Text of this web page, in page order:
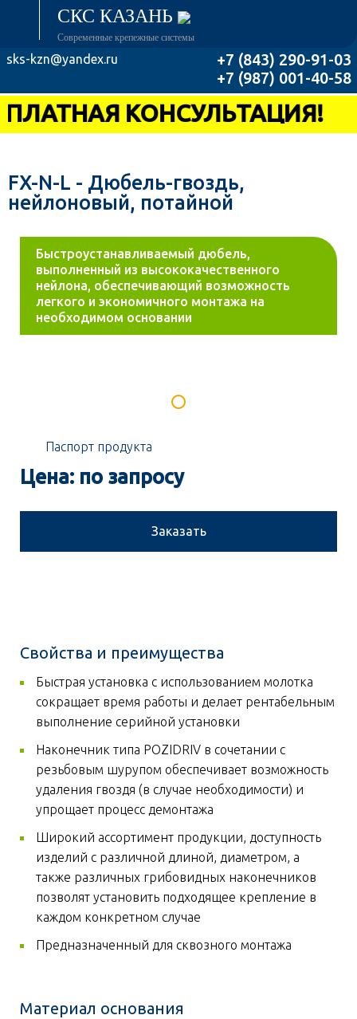
СКС КАЗАНЬ
Современные крепежные системы
+7 (843) 290-91-03
+7 (987) 001-40-58
sks-kzn@yandex.ru
КОНСУЛЬТАЦИЯ!
FX-N-L - Дюбель-гвоздь,
нейлоновый, потайной
Быстроустанавливаемый дюбель,
выполненный из высококачественного
нейлона, обеспечивающий возможность
легкого и экономичного монтажа на
необходимом основании
Паспорт продукта
Цена: по запросу
Заказать
Свойства и преимущества
Быстрая установка с использованием молотка
сокращает время работы и делает рентабельным
выполнение серийной установки
Наконечник типа POZIDRIV в сочетании с
резьбовым шурупом обеспечивает возможность
удаления гвоздя (в случае необходимости) и
упрощает процесс демонтажа
Широкий ассортимент продукции, доступность
изделий с различной длиной, диаметром, а
также различных грибовидных наконечников
позволят установить подходящее крепление в
каждом конкретном случае
Предназначенный для сквозного монтажа
Материал основания